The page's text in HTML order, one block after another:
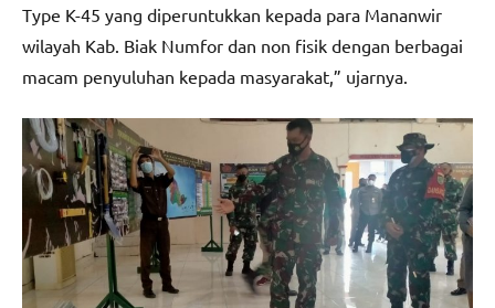
Type K-45 yang diperuntukkan kepada para Mananwir
wilayah Kab. Biak Numfor dan non fisik dengan berbagai
macam penyuluhan kepada masyarakat,” ujarnya.